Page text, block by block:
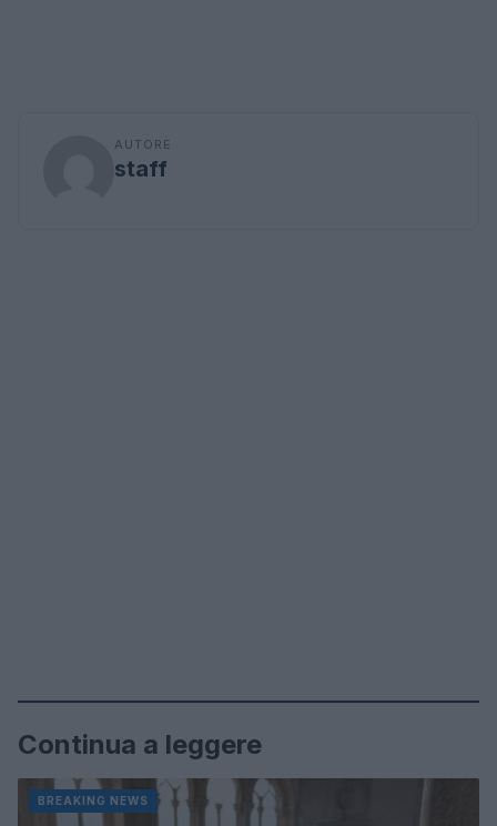
AUTORE
staff
Continua a leggere
BREAKING NEWS